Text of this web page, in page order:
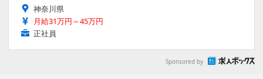
神奈川県
月給31万円～45万円
正社員
Sponsored by